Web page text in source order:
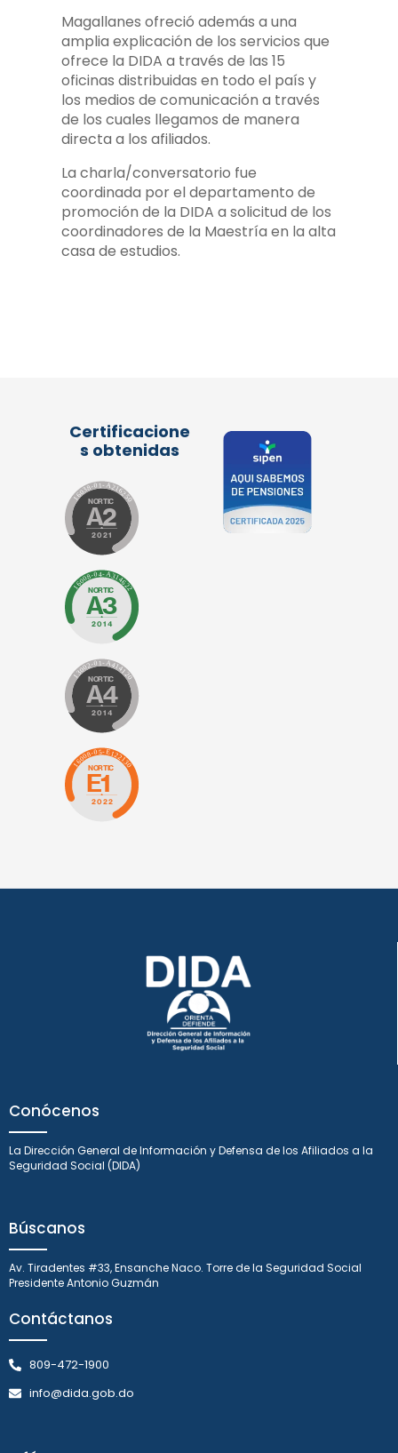
Magallanes ofreció además a una
amplia explicación de los servicios que
ofrece la DIDA a través de las 15
oficinas distribuidas en todo el país y
los medios de comunicación a través
de los cuales llegamos de manera
directa a los afiliados.
La charla/conversatorio fue
coordinada por el departamento de
promoción de la DIDA a solicitud de los
coordinadores de la Maestría en la alta
casa de estudios.
Certificacione
s obtenidas
Conócenos
La Dirección General de Información y Defensa de los Afiliados a la
Seguridad Social (DIDA)
Búscanos
Av. Tiradentes #33, Ensanche Naco. Torre de la Seguridad Social
Presidente Antonio Guzmán
Contáctanos
809-472-1900
info@dida.gob.do